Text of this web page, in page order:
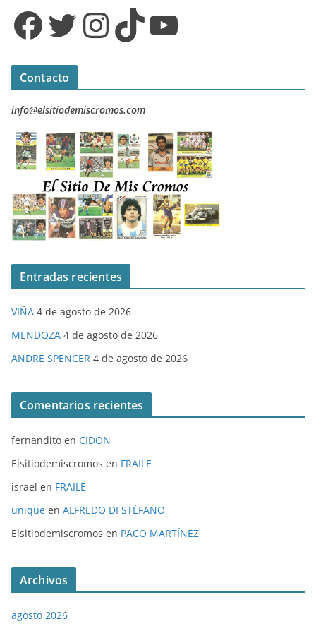
Facebook Twitter InstagramTikTok YouTube
Contacto
info@elsitiodemiscromos.com
Entradas recientes
VIÑA 4 de agosto de 2026
MENDOZA 4 de agosto de 2026
ANDRE SPENCER 4 de agosto de 2026
Comentarios recientes
fernandito en CIDÓN
Elsitiodemiscromos en FRAILE
israel en FRAILE
unique en ALFREDO DI STÉFANO
Elsitiodemiscromos en PACO MARTÍNEZ
Archivos
agosto 2026